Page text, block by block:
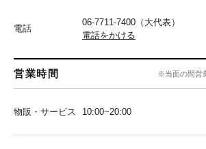
電話
06-7711-7400（大代表）
電話をかける
営業時間 ※当面の間営
物販・サービス 10:00~20:00